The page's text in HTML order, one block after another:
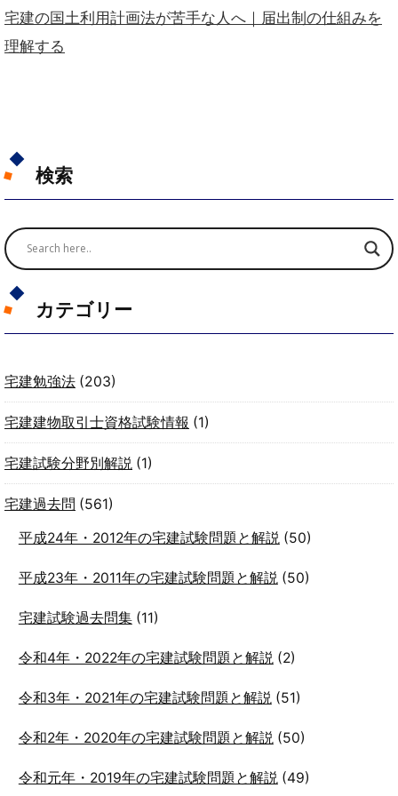
宅建の国土利用計画法が苦手な人へ｜届出制の仕組みを
理解する
検索
カテゴリー
宅建勉強法 (203)
宅建建物取引士資格試験情報 (1)
宅建試験分野別解説 (1)
宅建過去問 (561)
平成24年・2012年の宅建試験問題と解説 (50)
平成23年・2011年の宅建試験問題と解説 (50)
宅建試験過去問集(11)
令和4年・2022年の宅建試験問題と解説 (2)
令和3年・2021年の宅建試験問題と解説 (51)
令和2年・2020年の宅建試験問題と解説 (50)
令和元年・2019年の宅建試験問題と解説 (49)